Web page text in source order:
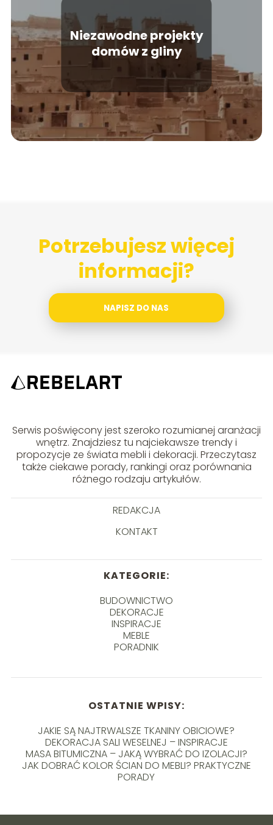
Niezawodne projekty
domów z gliny
Potrzebujesz więcej
informacji?
NAPISZ DO NAS
Serwis poświęcony jest szeroko rozumianej aranżacji
wnętrz. Znajdziesz tu najciekawsze trendy i
propozycje ze świata mebli i dekoracji. Przeczytasz
także ciekawe porady, rankingi oraz porównania
różnego rodzaju artykułów.
REDAKCJA
KONTAKT
KATEGORIE:
BUDOWNICTWO
DEKORACJE
INSPIRACJE
MEBLE
PORADNIK
OSTATNIE WPISY:
JAKIE SĄ NAJTRWALSZE TKANINY OBICIOWE?
DEKORACJA SALI WESELNEJ – INSPIRACJE
MASA BITUMICZNA – JAKĄ WYBRAĆ DO IZOLACJI?
JAK DOBRAĆ KOLOR ŚCIAN DO MEBLI? PRAKTYCZNE
PORADY